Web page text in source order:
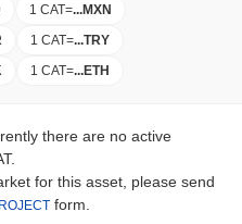
1 CAT=...MXN
1 CAT=...TRY
1 CAT=...ETH
there are no active
for this asset, please send
form.